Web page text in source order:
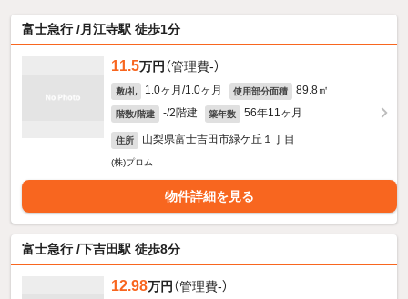
富士急行 /月江寺駅 徒歩1分
11.5万円 （管理費-）
敷/礼 1.0ヶ月/1.0ヶ月 使用部分面積 89.8㎡
階数/階建 -/2階建 築年数 56年11ヶ月
住所 山梨県富士吉田市緑ケ丘１丁目
(株)プロム
物件詳細を見る
富士急行 /下吉田駅 徒歩8分
12.98万円 （管理費-）